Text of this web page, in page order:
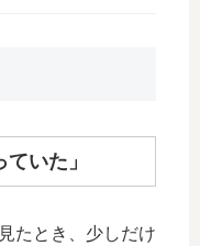
いた」
たとき、少しだけ